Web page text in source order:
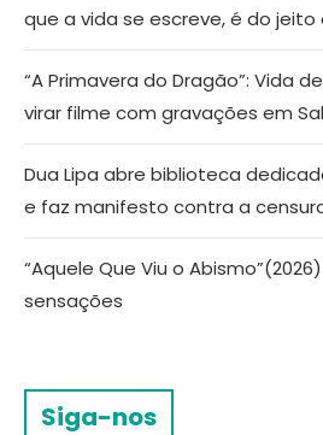
que a vida se escreve, é do jeito
“A Primavera do Dragão”: Vida
virar filme com gravações em
Dua Lipa abre biblioteca
e faz manifesto contra a
“Aquele Que Viu o
sensações
Siga-nos